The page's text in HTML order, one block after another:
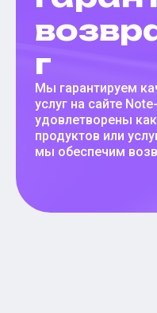
г
Мы гарантируем
услуг на сайте
удовлетворены
продуктов или
мы обеспечим